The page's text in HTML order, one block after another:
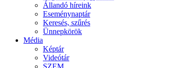
Állandó híreink
Eseménynaptár
Keresés, szűrés
Ünnepkörök
Média
Képtár
Videótár
SZEM